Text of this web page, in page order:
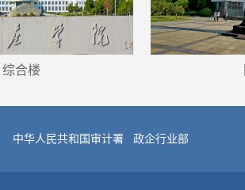
综合楼
中华人民共和国审计署 政企行业部